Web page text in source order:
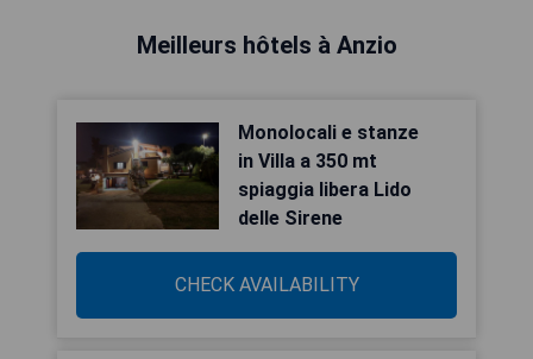
Meilleurs hôtels à Anzio
Monolocali e stanze
in Villa a 350 mt
spiaggia libera Lido
delle Sirene
CHECK AVAILABILITY